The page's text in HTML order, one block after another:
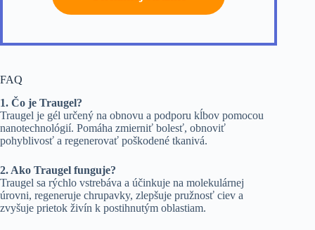
FAQ
1. Čo je Traugel?
Traugel je gél určený na obnovu a podporu kĺbov pomocou
nanotechnológií. Pomáha zmierniť bolesť, obnoviť
pohyblivosť a regenerovať poškodené tkanivá.
2. Ako Traugel funguje?
Traugel sa rýchlo vstrebáva a účinkuje na molekulárnej
úrovni, regeneruje chrupavky, zlepšuje pružnosť ciev a
zvyšuje prietok živín k postihnutým oblastiam.